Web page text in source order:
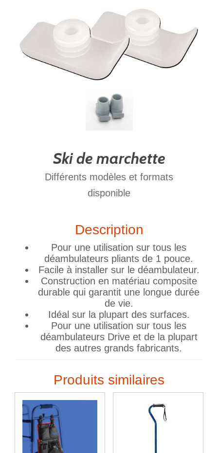
Ski de marchette
Différents modèles et formats
disponible
Description
Pour une utilisation sur tous les
déambulateurs pliants de 1 pouce.
Facile à installer sur le déambulateur.
Construction en matériau composite
durable qui garantit une longue durée
de vie.
Idéal sur la plupart des surfaces.
Pour une utilisation sur tous les
déambulateurs Drive et de la plupart
des autres grands fabricants.
Produits similaires